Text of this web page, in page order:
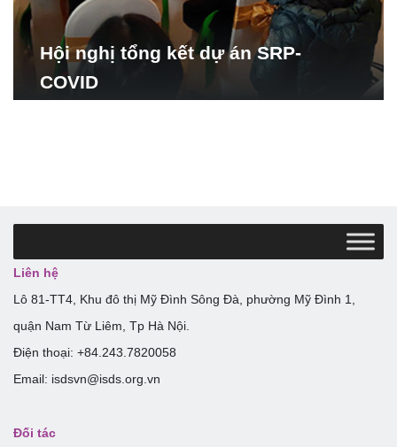
Hội nghị tổng kết dự án SRP-
COVID
Liên hệ
Lô 81-TT4, Khu đô thị Mỹ Đình Sông Đà, phường Mỹ Đình 1,
quận Nam Từ Liêm, Tp Hà Nội.
Điện thoại: +84.243.7820058
Email: isdsvn@isds.org.vn
Đối tác